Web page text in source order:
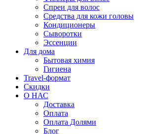
Спреи для волос
Средства для кожи головы
Кондиционеры
Сыворотки
Эссенции
Для дома
Бытовая химия
Гигиена
Travel-формат
Скидки
О НАС
Доставка
Оплата
Оплата Долями
Блог